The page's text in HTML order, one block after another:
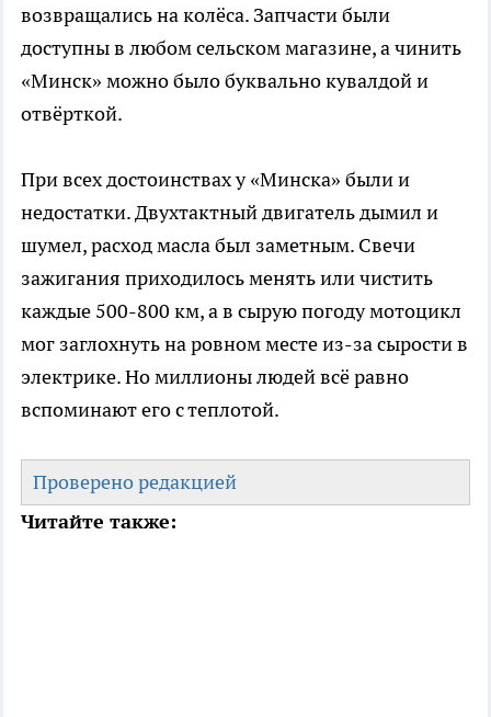
возвращались на колёса. Запчасти были
доступны в любом сельском магазине, а чинить
«Минск» можно было буквально кувалдой и
отвёрткой.
При всех достоинствах у «Минска» были и
недостатки. Двухтактный двигатель дымил и
шумел, расход масла был заметным. Свечи
зажигания приходилось менять или чистить
каждые 500-800 км, а в сырую погоду мотоцикл
мог заглохнуть на ровном месте из-за сырости в
электрике. Но миллионы людей всё равно
вспоминают его с теплотой.
Проверено редакцией
Читайте также: